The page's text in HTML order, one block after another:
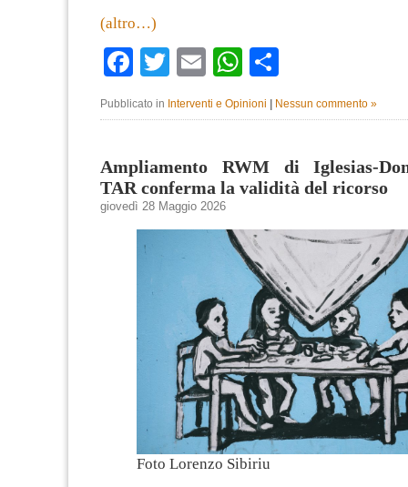
(altro…)
Facebook
TwitterEmailWhatsApp
Pubblicato in Interventi e Opinioni Nessun commento »
Ampliamento RWM di Iglesias-
TAR conferma la validità del ricorso
giovedì 28 Maggio 2026
Foto Lorenzo Sibiriu